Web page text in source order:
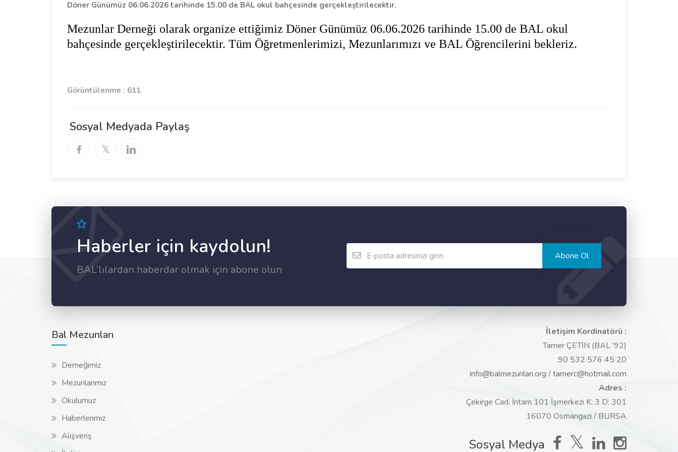
Döner Günümüz 06.06.2026 tarihinde 15.00 de BAL okul bahçesinde gerçekleştirilecektir.
Mezunlar Derneği olarak organize ettiğimiz Döner Günümüz 06.06.2026 tarihinde 15.00 de BAL okul
bahçesinde gerçekleştirilecektir. Tüm Öğretmenlerimizi, Mezunlarımızı ve BAL Öğrencilerini bekleriz.
Görüntülenme : 611
Sosyal Medyada Paylaş
Haberler için kaydolun!
BAL’lılardan haberdar olmak için abone olun
Abone Ol
Bal Mezunları
Derneğimiz
Mezunlarımız
Okulumuz
Haberlerimiz
Alışveriş
İletişim Kordinatörü :
Tamer ÇETİN (BAL '92)
90 532 576 45 20
info@balmezunlari.org /tamerc@hotmail.com
Adres :
Çekirge Cad. İntam 101 İşmerkezi K: 3 D: 301
16070 Osmangazi / BURSA
Sosyal Medya